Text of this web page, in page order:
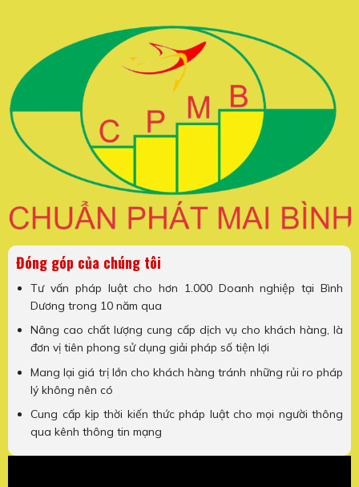
Đóng góp của chúng tôi
Tư vấn pháp luật cho hơn 1.000 Doanh nghiệp tại Bình
Dương trong 10 năm qua
Nâng cao chất lượng cung cấp dịch vụ cho khách hàng, là
đơn vị tiên phong sử dụng giải pháp số tiện lợi
Mang lại giá trị lớn cho khách hàng tránh những rủi ro pháp
lý không nên có
Cung cấp kịp thời kiến thức pháp luật cho mọi người thông
qua kênh thông tin mạng